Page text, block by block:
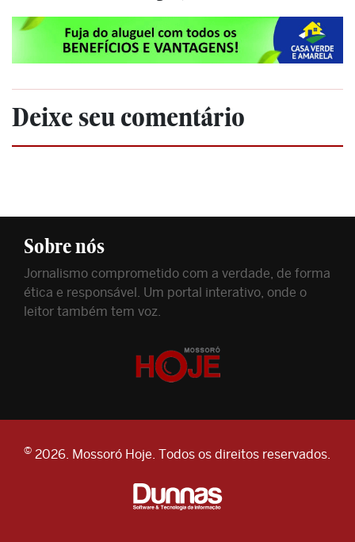
Deixe seu comentário
Sobre nós
Jornalismo comprometido com a verdade, de forma
ética e responsável. Um portal interativo, onde o
leitor também tem voz.
© 2026. Mossoró Hoje. Todos os direitos reservados.